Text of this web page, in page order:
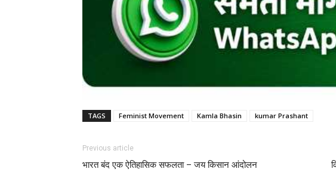
TAGS Feminist Movement Kamla Bhasin kumar Prashant
Previous article
भारत बंद एक ऐतिहासिक सफलता – जय किसान आंदोलन